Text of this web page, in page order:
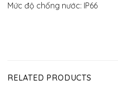
Mức độ chống nước: IP66
RELATED PRODUCTS